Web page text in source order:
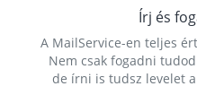
Írj és
A MailService-en teljes
Nem csak fogadni
de írni is tudsz levelet